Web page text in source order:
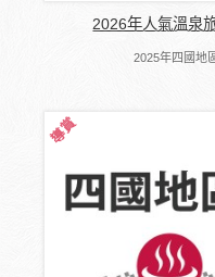
2026年人氣溫泉
2025年四國地